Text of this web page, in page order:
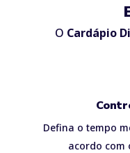
O Cardápio
Defina o tempo
acordo com